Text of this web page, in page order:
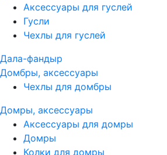
Аксессуары для гуслей
Гусли
Чехлы для гуслей
Дала-фандыр
Домбры, аксессуары
Чехлы для домбры
Домры, аксессуары
Аксессуары для домры
Домры
Колки для домры